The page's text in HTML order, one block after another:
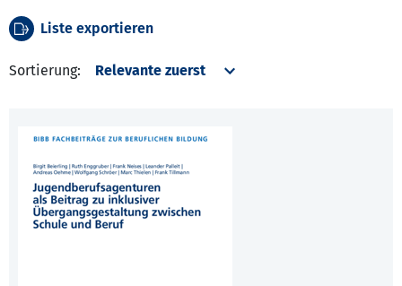
Liste exportieren
Sortierung: